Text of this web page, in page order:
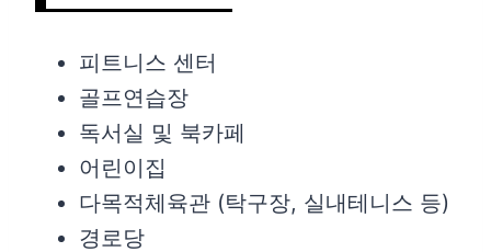
피트니스 센터
골프연습장
독서실 및 북카페
어린이집
다목적체육관 (탁구장, 실내테니스 등)
경로당